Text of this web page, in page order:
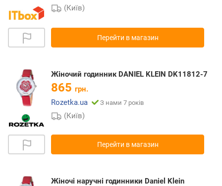
(Київ)
Перейти в магазин
Жіночий годинник DANIEL KLEIN DK11812-7
865 грн.
Rozetka.ua
З нами 7 років
(Київ)
Перейти в магазин
Жіночі наручні годинники Daniel Klein